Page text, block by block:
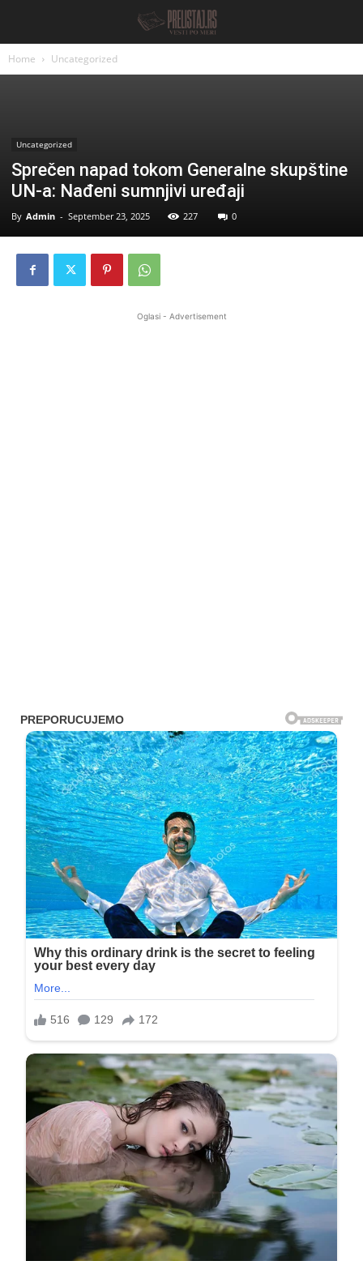
Home Uncategorized
Uncategorized
Sprečen napad tokom Generalne skupštine
UN-a: Nađeni sumnjivi uređaji
By Admin - September 23, 2025 227 0
Oglasi - Advertisement